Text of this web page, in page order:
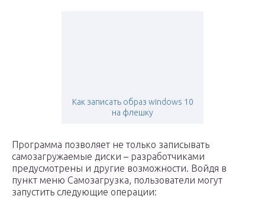
Как записать образ windows 10
на флешку
Программа позволяет не только записывать
самозагружаемые диски – разработчиками
предусмотрены и другие возможности. Войдя в
пункт меню Самозагрузка, пользователи могут
запустить следующие операции: